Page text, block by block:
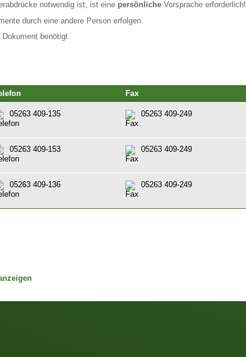
notwendig ist, ist eine persönliche Vorsprache erforderlich!
durch eine andere Person erfolgen.
benötigt.
Fax
05263 409-135 05263 409-249
05263 409-153 05263 409-249
05263 409-136 05263 409-249